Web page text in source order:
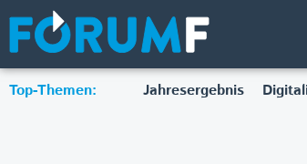
Top-Themen: Jahresergebnis